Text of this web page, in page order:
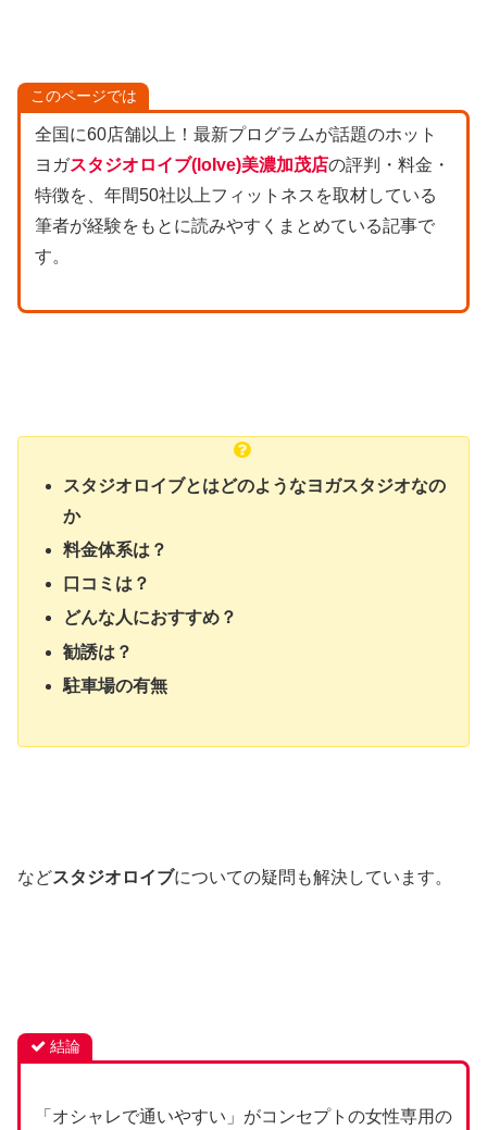
このページでは
全国に60店舗以上！最新プログラムが話題のホット
ヨガスタジオロイブ(loIve)美濃加茂店の評判・料金・
特徴を、年間50社以上フィットネスを取材している
筆者が経験をもとに読みやすくまとめている記事で
す。
スタジオロイブとはどのようなヨガスタジオなの
か
料金体系は？
口コミは？
どんな人におすすめ？
勧誘は？
駐車場の有無
などスタジオロイブについての疑問も解決しています。
結論
「オシャレで通いやすい」がコンセプトの女性専用の